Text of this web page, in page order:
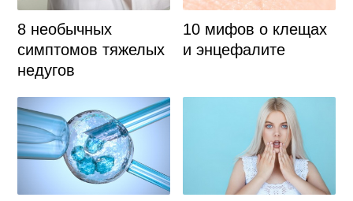
8 необычных
симптомов тяжелых
недугов
10 мифов о клещах
и энцефалите